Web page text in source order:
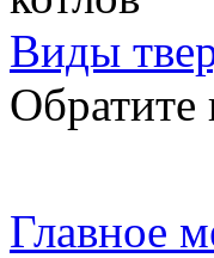
Виды
Обратите
Главное